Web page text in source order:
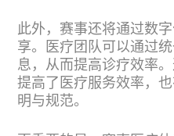
此外，赛事还将通过数
享。医疗团队可以通过
息，从而提高诊疗效率
提高了医疗服务效率，
明与规范。